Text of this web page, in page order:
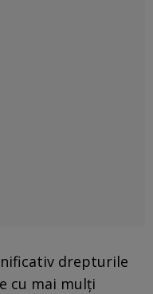
drepturile
cu mai mulți